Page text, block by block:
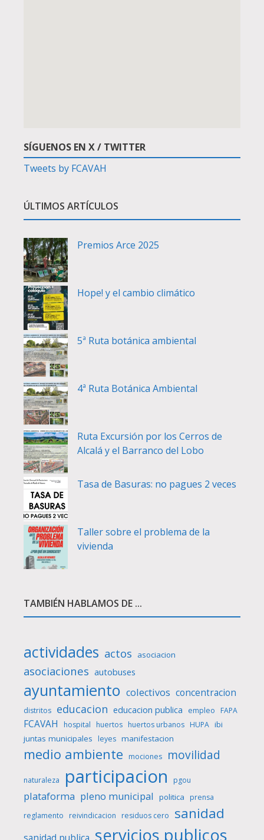
SÍGUENOS EN X / TWITTER
Tweets by FCAVAH
ÚLTIMOS ARTÍCULOS
Premios Arce 2025
Hope! y el cambio climático
5ª Ruta botánica ambiental
4ª Ruta Botánica Ambiental
Ruta Excursión por los Cerros de
Alcalá y el Barranco del Lobo
Tasa de Basuras: no pagues 2 veces
Taller sobre el problema de la
vivienda
TAMBIÉN HABLAMOS DE ...
actividades actos asociacion
asociaciones autobuses
ayuntamiento colectivos concentracion
distritos educacion educacion publica empleo FAPA
FCAVAH hospital huertos huertos urbanos HUPA ibi
juntas municipales
leyes manifestacion
medio ambiente mociones movilidad
naturaleza participacion pgou
plataforma pleno municipal politica
prensa
reglamento
reivindicacion residuos cero sanidad
servicios publicos